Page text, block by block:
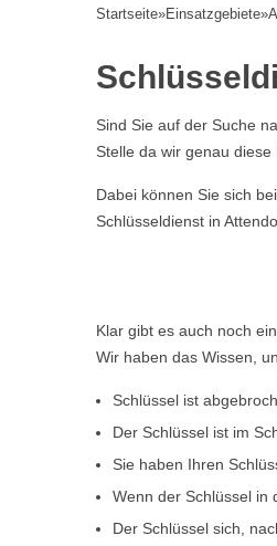
Startseite»Einsatzgebiete»
Sind Sie auf der Suche
Stelle da wir genau
Dabei können Sie sich
Schlüsseldienst in
Klar gibt es auch noch
Wir haben das Wissen,
Schlüssel ist
Der Schlüssel ist im
Sie haben Ihren
Wenn der Schlüssel in
Der Schlüssel sich,